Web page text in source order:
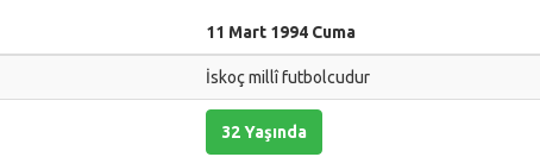
11 Mart 1994 Cuma
İskoç millî futbolcudur
32 Yaşında